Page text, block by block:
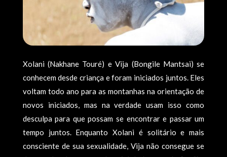
Xolani (Nakhane Touré) e Vija (Bongile Mantsai) se
conhecem desde criança e foram iniciados juntos. Eles
voltam todo ano para as montanhas na orientação de
novos iniciados, mas na verdade usam isso como
desculpa para que possam se encontrar e passar um
tempo juntos. Enquanto Xolani é solitário e mais
consciente de sua sexualidade, Vija não consegue se